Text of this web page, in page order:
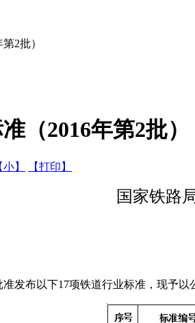
2批）
（2016年第2批）
小】 【打印】
国家铁路
以下17项铁道行业标准，现予以